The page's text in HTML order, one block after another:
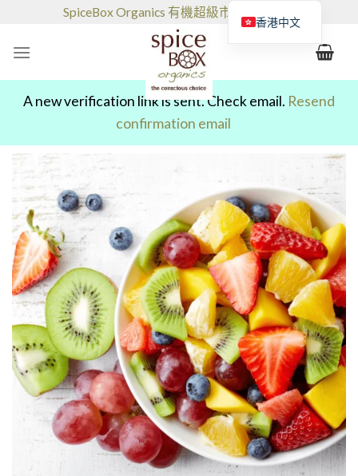
SpiceBox Organics 有機超級市場和咖啡館
A new verification link is sent. Check email. Resend
confirmation email
香港中文